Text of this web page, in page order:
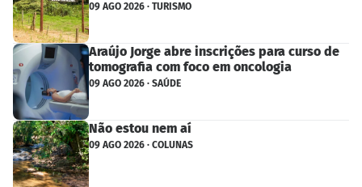
09 AGO 2026 · TURISMO
Araújo Jorge abre inscrições para curso de
tomografia com foco em oncologia
09 AGO 2026 · SAÚDE
Não estou nem aí
09 AGO 2026 · COLUNAS